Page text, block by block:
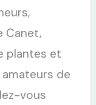
Canet,
plantes et
de
vous